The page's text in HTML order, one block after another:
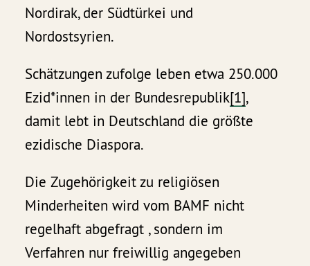
Nordirak, der Südtürkei und
Nordostsyrien.
Schätzungen zufolge leben etwa 250.000
Ezid*innen in der Bundesrepublik[1],
damit lebt in Deutschland die größte
ezidische Diaspora.
Die Zugehörigkeit zu religiösen
Minderheiten wird vom BAMF nicht
regelhaft abgefragt , sondern im
Verfahren nur freiwillig angegeben